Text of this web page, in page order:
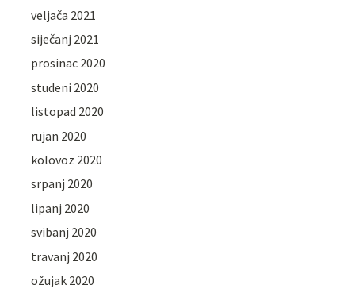
veljača 2021
siječanj 2021
prosinac 2020
studeni 2020
listopad 2020
rujan 2020
kolovoz 2020
srpanj 2020
lipanj 2020
svibanj 2020
travanj 2020
ožujak 2020